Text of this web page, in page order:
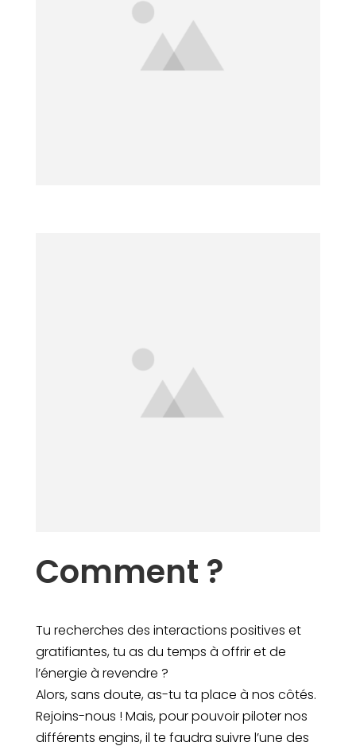
Comment ?
Tu recherches des interactions positives et
gratifiantes, tu as du temps à offrir et de
l’énergie à revendre ?
Alors, sans doute, as-tu ta place à nos côtés.
Rejoins-nous ! Mais, pour pouvoir piloter nos
différents engins, il te faudra suivre l’une des